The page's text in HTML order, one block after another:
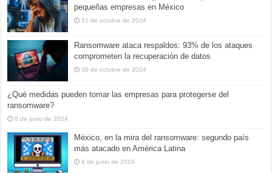
pequeñas empresas en México
31 de octubre de 2024
Ransomware ataca respaldos: 93% de los ataques
comprometen la recuperación de datos
30 de octubre de 2024
¿Qué medidas pueden tomar las empresas para protegerse del
ransomware?
8 de junio de 2024
México, en la mira del ransomware: segundo país
más atacado en América Latina
8 de junio de 2024